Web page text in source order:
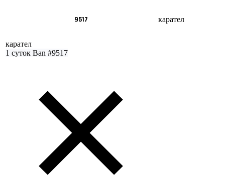
9517 карател
карател
1 суток Ban #9517